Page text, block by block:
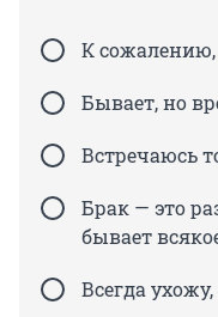
К сожалению,
Бывает, но
Встречаюсь
Брак — это
бывает
Всегда